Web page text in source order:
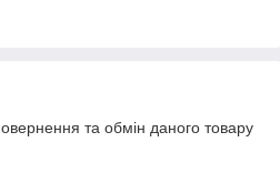
та обмін даного товару